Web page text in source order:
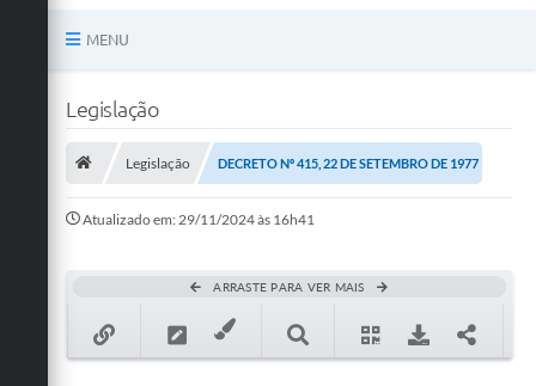
MENU
Mapa do Site
Legislação
Legislação DECRETO Nº 415, 22 DE SETEMBRO DE 1977
Atualizado em: 29/11/2024 às 16h41
ARRASTE PARA VER MAIS